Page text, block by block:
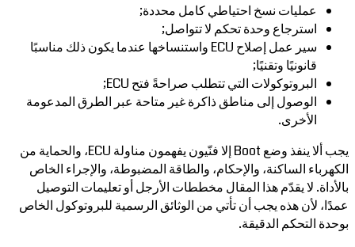
عمليات نسخ احتياطي كامل محددة;
استرجاع وحدة تحكم لا تتواصل;
سير عمل إصلاح ECU واستنساخها عندما يكون ذلك مناسبًا
قانونيًا وتقنيًا;
البروتوكولات التي تتطلب صراحةً فتح ECU;
الوصول إلى مناطق ذاكرة غير متاحة عبر الطرق المدعومة
الأخرى.
يجب ألا ينفذ وضع Boot إلا فنّيون يفهمون مناولة ECU، والحماية من
الكهرباء الساكنة، والإحكام، والطاقة المضبوطة، والإجراء الخاص
بالأداة. لا يقدّم هذا المقال مخططات الأرجل أو تعليمات التوصيل
عمدًا، لأن هذه يجب أن تأتي من الوثائق الرسمية للبروتوكول الخاص
بوحدة التحكم الدقيقة.